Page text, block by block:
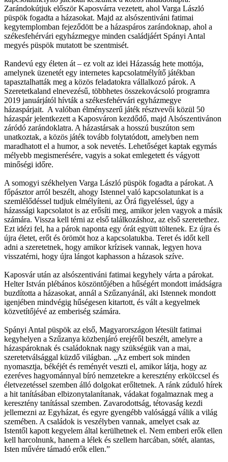
Zarándokútjuk először Kaposvárra vezetett, ahol Varga László
püspök fogadta a házasokat. Majd az alsószentiváni fatimai
kegytemplomban fejeződött be a házaspáros zarándoknap, ahol a
székesfehérvári egyházmegye minden családjáért Spányi Antal
megyés püspök mutatott be szentmisét.
Randevú egy életen át – ez volt az idei Házasság hete mottója,
amelynek üzenetét egy internetes kapcsolatmélyítő játékban
tapasztalhatták meg a közös feladatokra vállalkozó párok. A
Szeretetkaland elnevezésű, többhetes összekovácsoló programra
2019 januárjától hívták a székesfehérvári egyházmegye
házaspárjait. A valóban élményszerű játék résztvevői közül 50
házaspár jelentkezett a Kaposváron kezdődő, majd Alsószentivánon
záródó zarándoklatra. A házastársak a hosszú buszúton sem
unatkoztak, a közös játék tovább folytatódott, amelyben nem
maradhatott el a humor, a sok nevetés. Lehetőséget kaptak egymás
mélyebb megismerésére, vagyis a sokat emlegetett és vágyott
minőségi időre.
A somogyi székhelyen Varga László püspök fogadta a párokat. A
főpásztor arról beszélt, ahogy Istennel való kapcsolatunkat is a
szemlélődéssel tudjuk elmélyíteni, az Őrá figyeléssel, úgy a
házassági kapcsolatot is az erősíti meg, amikor jelen vagyok a másik
számára. Vissza kell térni az első találkozáshoz, az első szeretethez.
Ezt idézi fel, ha a párok naponta egy órát együtt töltenek. Ez újra és
újra életet, erőt és örömöt hoz a kapcsolatukba. Teret és időt kell
adni a szeretetnek, hogy amikor krízisek vannak, legyen hova
visszatérni, hogy újra lángot kaphasson a házasok szíve.
Kaposvár után az alsószentiváni fatimai kegyhely várta a párokat.
Helter István plébános köszöntőjében a hűségért mondott imádságra
buzdította a házasokat, annál a Szűzanyánál, aki Istennek mondott
igenjében mindvégig hűségesen kitartott, és vált a kegyelmek
közvetítőjévé az emberiség számára.
Spányi Antal püspök az első, Magyarországon létesült fatimai
kegyhelyen a Szűzanya közbenjáró erejéről beszélt, amelyre a
házaspároknak és családoknak nagy szükségük van a mai,
szeretetválsággal küzdő világban. „Az embert sok minden
nyomasztja, békéjét és reményét veszti el, amikor látja, hogy az
ezeréves hagyománnyal bíró nemzetekre a keresztény erkölccsel és
életvezetéssel szemben álló dolgokat erőltetnek. A ránk zúduló hírek
a hit tanításában elbizonytalanítanak, vádakat fogalmaznak meg a
keresztény tanítással szemben. Zavarodottság, tétovaság kezdi
jellemezni az Egyházat, és egyre gyengébb valósággá válik a világ
szemében. A családok is veszélyben vannak, amelyet csak az
Istentől kapott kegyelem által kerülhetnek el. Nem emberi erők ellen
kell harcolnunk, hanem a lélek és szellem harcában, sötét, alantas,
Isten művére támadó erők ellen.”